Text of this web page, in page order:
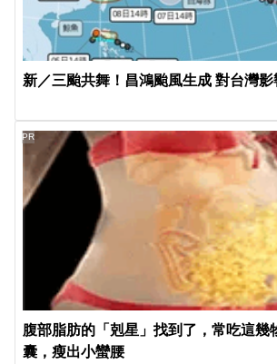
新／三颱共舞！昌鴻颱風生成 對台灣影
腹部脂肪的「剋星」找到了，常吃這幾
囊，瘦出小蠻腰
PR